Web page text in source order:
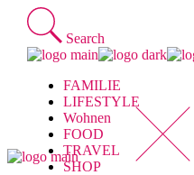
Skip
content
Search
FAMILIE
LIFESTYLE
Wohnen
FOOD
TRAVEL
SHOP